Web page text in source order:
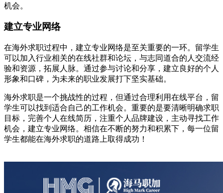
机会。
建立专业网络
在海外求职过程中，建立专业网络是至关重要的一环。留学生
可以加入行业相关的在线社群和论坛，与志同道合的人交流经
验和资源，拓展人脉。通过参与讨论和分享，建立良好的个人
形象和口碑，为未来的职业发展打下坚实基础。
海外求职是一个挑战性的过程，但通过合理利用在线平台，留
学生可以找到适合自己的工作机会。重要的是要清晰明确求职
目标，完善个人在线简历，注重个人品牌建设，主动寻找工作
机会，建立专业网络。相信在不断的努力和积累下，每一位留
学生都能在海外求职的道路上取得成功！